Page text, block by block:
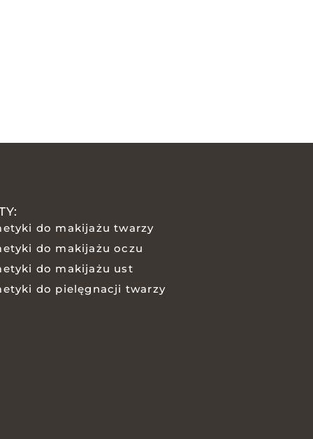
do makijażu twarzy
do makijażu oczu
do makijażu ust
do pielęgnacji twarzy